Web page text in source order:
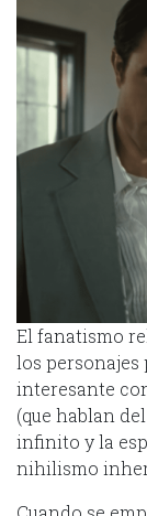
El fanatismo
los
interesante
(que hablan
infinito y la
nihilismo